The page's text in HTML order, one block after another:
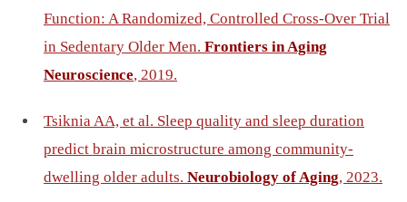
Function: A Randomized, Controlled Cross-Over Trial
in Sedentary Older Men. Frontiers in Aging
Neuroscience, 2019.
Tsiknia AA, et al. Sleep quality and sleep duration
predict brain microstructure among community-
dwelling older adults. Neurobiology of Aging, 2023.